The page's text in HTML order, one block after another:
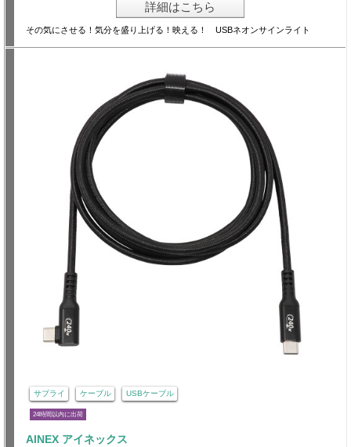
詳細はこちら
その気にさせる！気分を盛り上げる！映える！ USBネオンサインライト
サプライ ケーブル USBケーブル
24時間以内に出荷
AINEX アイネックス